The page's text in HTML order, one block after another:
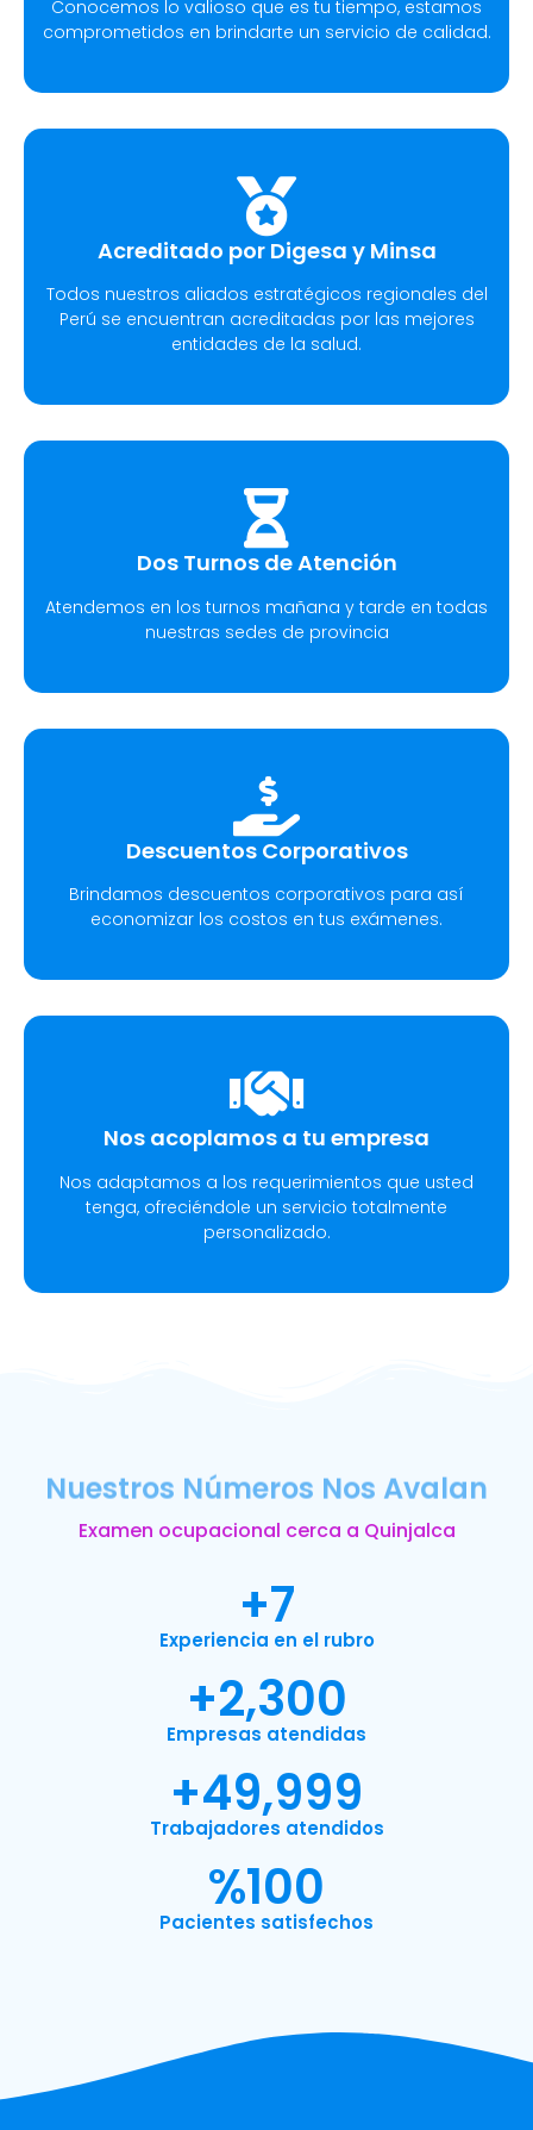
Conocemos lo valioso que es tu tiempo, estamos
comprometidos en brindarte un servicio de calidad.
Acreditado por Digesa y Minsa
Todos nuestros aliados estratégicos regionales del
Perú se encuentran acreditadas por las mejores
entidades de la salud.
Dos Turnos de Atención
Atendemos en los turnos mañana y tarde en todas
nuestras sedes de provincia
Descuentos Corporativos
Brindamos descuentos corporativos para así
economizar los costos en tus exámenes.
Nos acoplamos a tu empresa
Nos adaptamos a los requerimientos que usted
tenga, ofreciéndole un servicio totalmente
personalizado.
Nuestros Números Nos Avalan
Examen ocupacional cerca a Quinjalca
Experiencia en el rubro
+7
Empresas atendidas
+2,300
Trabajadores atendidos
+49,999
Pacientes satisfechos
%100